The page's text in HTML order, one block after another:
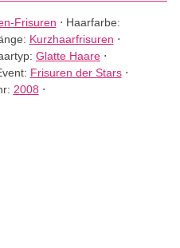
Frisuren ⋅ Haarfarbe:
Kurzhaarfrisuren ⋅
Glatte Haare ⋅
Frisuren der Stars⋅
2008 ⋅